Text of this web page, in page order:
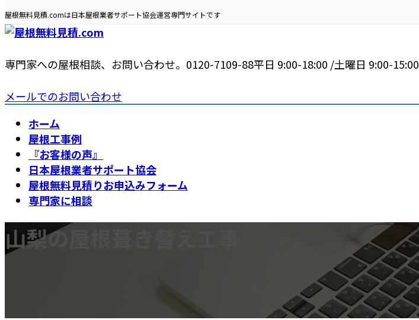
ン
テ
ツ
ス
ビ
ゲ
シ
ン
屋根無料見積.comは日本屋根業者サポート協会運営専門サイトです
専門家への屋根相談、お問い合わせ。 0120-7109-88平日 9:00-18:00 /土曜日 9:00-15:00
メールでのお問い合わせ
ホーム
屋根工事例
『お客様の声』
日本屋根業者サポート協会
屋根無料見積りお申込みフォーム
専門家に相談
山梨の屋根葺き替え工事